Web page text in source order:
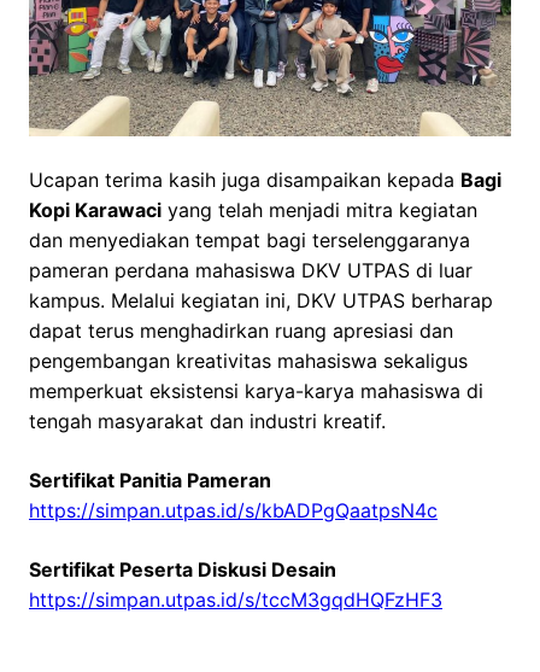
Ucapan terima kasih juga disampaikan kepada Bagi
Kopi Karawaci yang telah menjadi mitra kegiatan
dan menyediakan tempat bagi terselenggaranya
pameran perdana mahasiswa DKV UTPAS di luar
kampus. Melalui kegiatan ini, DKV UTPAS berharap
dapat terus menghadirkan ruang apresiasi dan
pengembangan kreativitas mahasiswa sekaligus
memperkuat eksistensi karya-karya mahasiswa di
tengah masyarakat dan industri kreatif.
Sertifikat Panitia Pameran
https://simpan.utpas.id/s/kbADPgQaatpsN4c
Sertifikat Peserta Diskusi Desain
https://simpan.utpas.id/s/tccM3gqdHQFzHF3